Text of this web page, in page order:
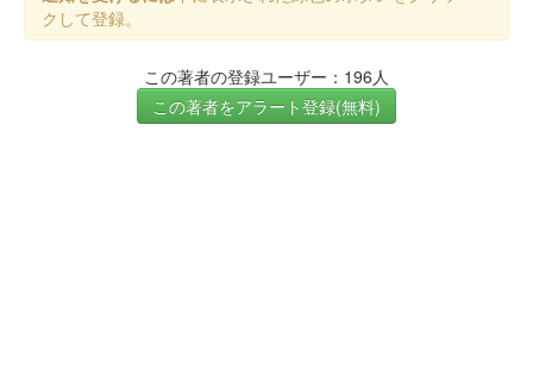
クして登録。
この著者の登録ユーザー：196人
この著者をアラート登録(無料)